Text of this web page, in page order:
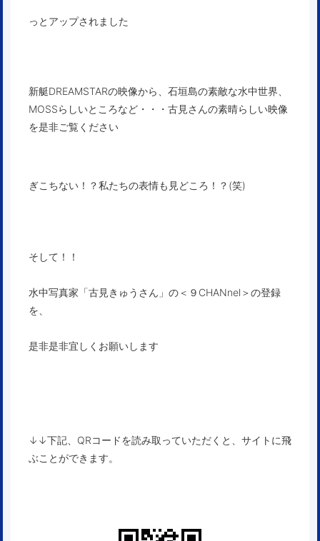
っとアップされました
新艇DREAMSTARの映像から、石垣島の素敵な水中世界、
MOSSらしいところなど・・・古見さんの素晴らしい映像
を是非ご覧ください
ぎこちない！？私たちの表情も見どころ！？(笑)
そして！！
水中写真家「古見きゅうさん」 の＜９CHANnel＞の登録
を、
是非是非宜しくお願いします
↓↓下記、QRコードを読み取っていただくと、サイトに飛
ぶことができます。